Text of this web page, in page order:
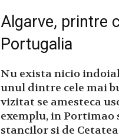
Algarve, printre
Portugalia
Nu exista nicio
unul dintre cele mai
vizitat se amesteca
exemplu, in Portimao
stancilor si de